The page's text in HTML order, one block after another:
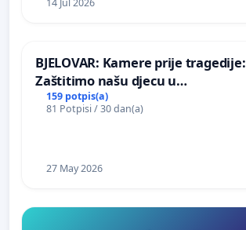
BJELOVAR: Kamere prije tragedije:
Zaštitimo našu djecu u
Vukovarskoj!
159 potpis(a)
81 Potpisi / 30 dan(a)
27 May 2026